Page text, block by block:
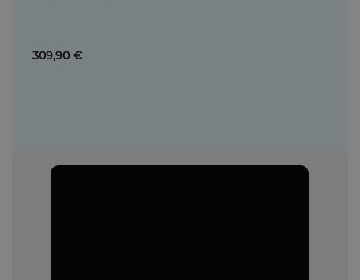
309,90 €